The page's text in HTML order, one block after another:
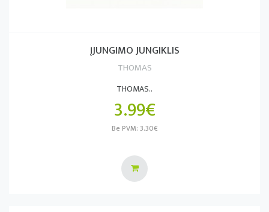
ĮJUNGIMO JUNGIKLIS
THOMAS
THOMAS..
3.99€
Be PVM: 3.30€